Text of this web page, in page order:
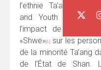
l’ethnie Ta’ang
and Youth
l’impact de Projet de
«Shwe» [6]
sur les
de la minorité Ta’ang
de l’État de Shan.